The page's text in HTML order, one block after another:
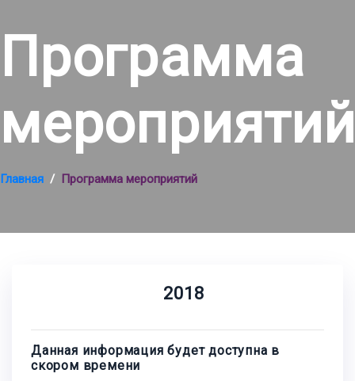
Программа
мероприятий
Главная Программа мероприятий
2018
Данная информация будет доступна в
скором времени